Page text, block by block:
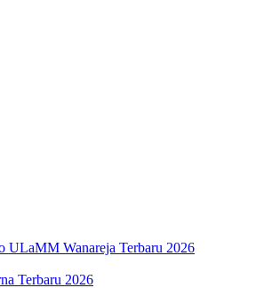
ULaMM Wanareja Terbaru 2026
Terbaru 2026